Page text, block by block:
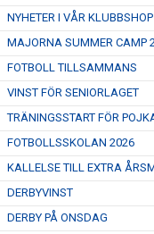
NYHETER I VÅR KLUBBSHOP
MAJORNA SUMMER CAMP
FOTBOLL TILLSAMMANS
VINST FÖR SENIORLAGET
TRÄNINGSSTART FÖR
FOTBOLLSSKOLAN 2026
KALLELSE TILL EXTRA
DERBYVINST
DERBY PÅ ONSDAG